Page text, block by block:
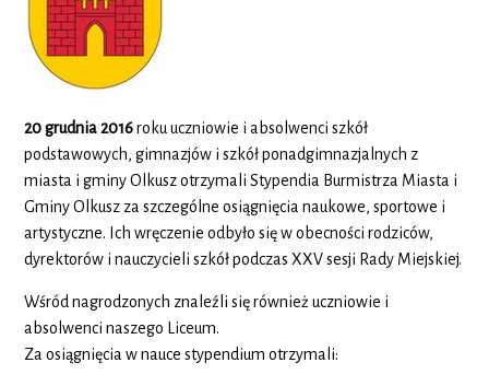
20 grudnia 2016roku uczniowie i absolwenci szkół
podstawowych, gimnazjów i szkół ponadgimnazjalnych z
miasta i gminy Olkusz otrzymali Stypendia Burmistrza Miasta i
Gminy Olkusz za szczególne osiągnięcia naukowe, sportowe i
artystyczne. Ich wręczenie odbyło się w obecności rodziców,
dyrektorów i nauczycieli szkół podczas XXV sesji Rady Miejskiej.
Wśród nagrodzonych znaleźli się również uczniowie i
absolwenci naszego Liceum.
Za osiągnięcia w nauce stypendium otrzymali: